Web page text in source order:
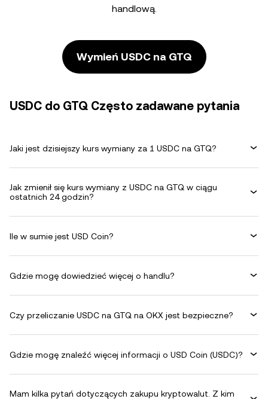
handlową.
Wymień USDC na GTQ
USDC do GTQ Często zadawane pytania
Jaki jest dzisiejszy kurs wymiany za 1 USDC na GTQ?
Jak zmienił się kurs wymiany z USDC na GTQ w ciągu
ostatnich 24 godzin?
Ile w sumie jest USD Coin?
Gdzie mogę dowiedzieć więcej o handlu?
Czy przeliczanie USDC na GTQ na OKX jest bezpieczne?
Gdzie mogę znaleźć więcej informacji o USD Coin (USDC)?
Mam kilka pytań dotyczących zakupu kryptowalut. Z kim